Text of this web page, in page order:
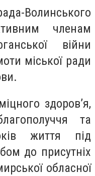
Волинського
членам
війни
міської ради
здоров’я,
та
життя під
до присутніх
обласної